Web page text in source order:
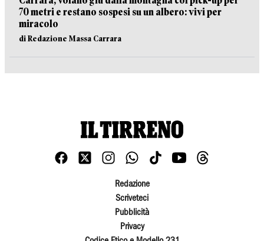
70 metri e restano sospesi su un albero: vivi per
miracolo
di Redazione Massa Carrara
Redazione
Scriveteci
Pubblicità
Privacy